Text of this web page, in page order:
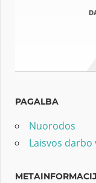
PAGALBA
Nuorodos
Laisvos darbo